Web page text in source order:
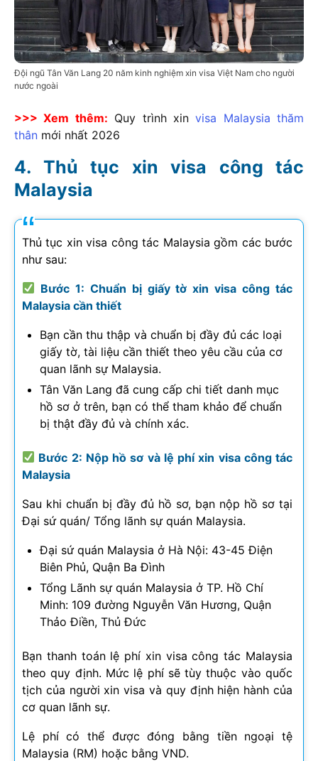
Đội ngũ Tân Văn Lang 20 năm kinh nghiệm xin visa Việt Nam cho người
nước ngoài
>>> Xem thêm: Quy trình xinvisa Malaysia thăm
thân mới nhất 2026
Thủ tục xin visa công tác
Malaysia
Thủ tục xin visa công tác Malaysia gồm các bước
như sau:
Bước 1: Chuẩn bị giấy tờ xin visa công tác
Malaysia cần thiết
Bạn cần thu thập và chuẩn bị đầy đủ các loại
giấy tờ, tài liệu cần thiết theo yêu cầu của cơ
quan lãnh sự Malaysia.
Tân Văn Lang đã cung cấp chi tiết danh mục
hồ sơ ở trên, bạn có thể tham khảo để chuẩn
bị thật đầy đủ và chính xác.
Bước 2: Nộp hồ sơ và lệ phí xin visa công tác
Malaysia
Sau khi chuẩn bị đầy đủ hồ sơ, bạn nộp hồ sơ tại
Đại sứ quán/ Tổng lãnh sự quán Malaysia.
Đại sứ quán Malaysia ở Hà Nội: 43-45 Điện
Biên Phủ, Quận Ba Đình
Tổng Lãnh sự quán Malaysia ở TP. Hồ Chí
Minh: 109 đường Nguyễn Văn Hương, Quận
Thảo Điền, Thủ Đức
Bạn thanh toán lệ phí xin visa công tác Malaysia
theo quy định. Mức lệ phí sẽ tùy thuộc vào quốc
tịch của người xin visa và quy định hiện hành của
cơ quan lãnh sự.
Lệ phí có thể được đóng bằng tiền ngoại tệ
Malaysia (RM) hoặc bằng VND.